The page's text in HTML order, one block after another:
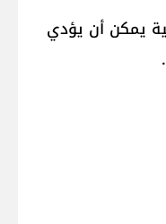
يمكن أن يؤدي